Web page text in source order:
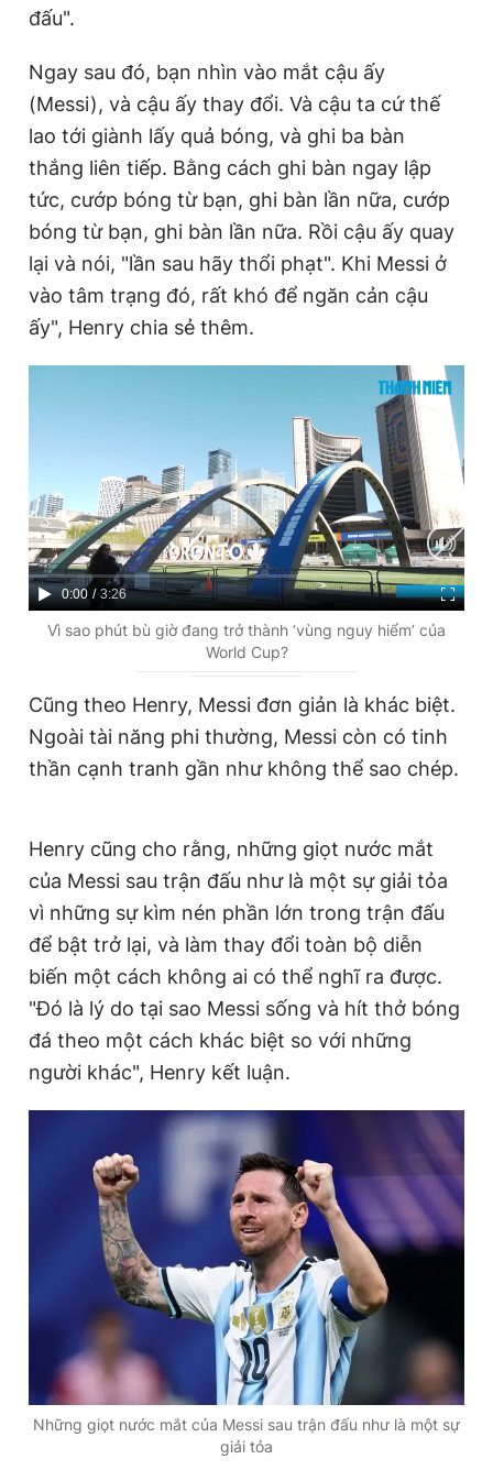
đấu".
Ngay sau đó, bạn nhìn vào mắt cậu ấy
(Messi), và cậu ấy thay đổi. Và cậu ta cứ thế
lao tới giành lấy quả bóng, và ghi ba bàn
thắng liên tiếp. Bằng cách ghi bàn ngay lập
tức, cướp bóng từ bạn, ghi bàn lần nữa, cướp
bóng từ bạn, ghi bàn lần nữa. Rồi cậu ấy quay
lại và nói, "lần sau hãy thổi phạt". Khi Messi ở
vào tâm trạng đó, rất khó để ngăn cản cậu
ấy", Henry chia sẻ thêm.
C
u
i
m
e
0:00 / D
u
t
3:26
Vì sao phút bù giờ đang trở thành ‘vùng nguy hiểm’ của
World Cup?
Cũng theo Henry, Messi đơn giản là khác biệt.
Ngoài tài năng phi thường, Messi còn có tinh
thần cạnh tranh gần như không thể sao chép.
Henry cũng cho rằng, những giọt nước mắt
của Messi sau trận đấu như là một sự giải tỏa
vì những sự kìm nén phần lớn trong trận đấu
để bật trở lại, và làm thay đổi toàn bộ diễn
biến một cách không ai có thể nghĩ ra được.
"Đó là lý do tại sao Messi sống và hít thở bóng
đá theo một cách khác biệt so với những
người khác", Henry kết luận.
Những giọt nước mắt của Messi sau trận đấu như là một sự
giải tỏa